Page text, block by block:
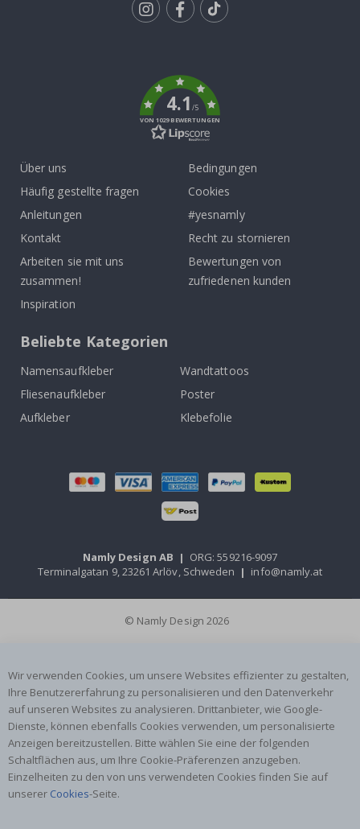
4.1/5
VON 1029 BEWERTUNGEN
Über uns
Häufig gestellte fragen
Anleitungen
Kontakt
Arbeiten sie mit uns
zusammen!
Inspiration
Bedingungen
Cookies
#yesnamly
Recht zu stornieren
Bewertungen von
zufriedenen kunden
Beliebte Kategorien
Namensaufkleber
Wandtattoos
Fliesenaufkleber
Poster
Aufkleber
Klebefolie
Namly Design AB | ORG: 559216-9097
Terminalgatan 9, 23261 Arlöv, Schweden | info@namly.at
© Namly Design 2026
Wir verwenden Cookies, um unsere Websites effizienter zu gestalten,
Ihre Benutzererfahrung zu personalisieren und den Datenverkehr
auf unseren Websites zu analysieren. Drittanbieter, wie Google-
Dienste, können ebenfalls Cookies verwenden, um personalisierte
Anzeigen bereitzustellen. Bitte wählen Sie eine der folgenden
Schaltflächen aus, um Ihre Cookie-Präferenzen anzugeben.
Einzelheiten zu den von uns verwendeten Cookies finden Sie auf
unserer Cookies-Seite.